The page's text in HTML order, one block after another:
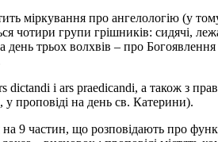
міркування про ангелологію (у
чотири групи грішників: сидячі,
трьох волхвів – про
і ars praedicandi, а також з
у проповіді на день св. Катерини).
на 9 частин, що розповідають про